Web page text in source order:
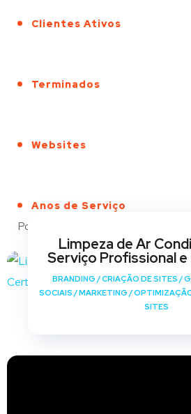
Clientes Ativos
Terminados
Websites
Anos de Serviço
Portfólio
Limpeza de Ar
Serviço Profissional
BRANDING /CRIAÇÃO DE SITES /
SOCIAIS /MARKETING /
SITES